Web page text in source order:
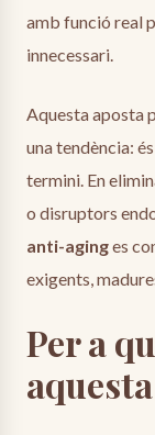
amb funció real
innecessari.
Aquesta aposta
una tendència:
termini. En
o disruptors
anti-aginges
exigents,
Per a